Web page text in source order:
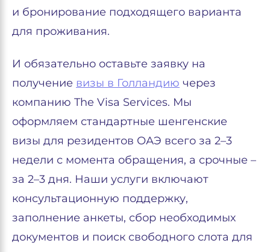
и бронирование подходящего варианта
для проживания.
И обязательно оставьте заявку на
получение визы в Голландию через
компанию The Visa Services. Мы
оформляем стандартные шенгенские
визы для резидентов ОАЭ всего за 2–3
недели с момента обращения, а срочные –
за 2–3 дня. Наши услуги включают
консультационную поддержку,
заполнение анкеты, сбор необходимых
документов и поиск свободного слота для